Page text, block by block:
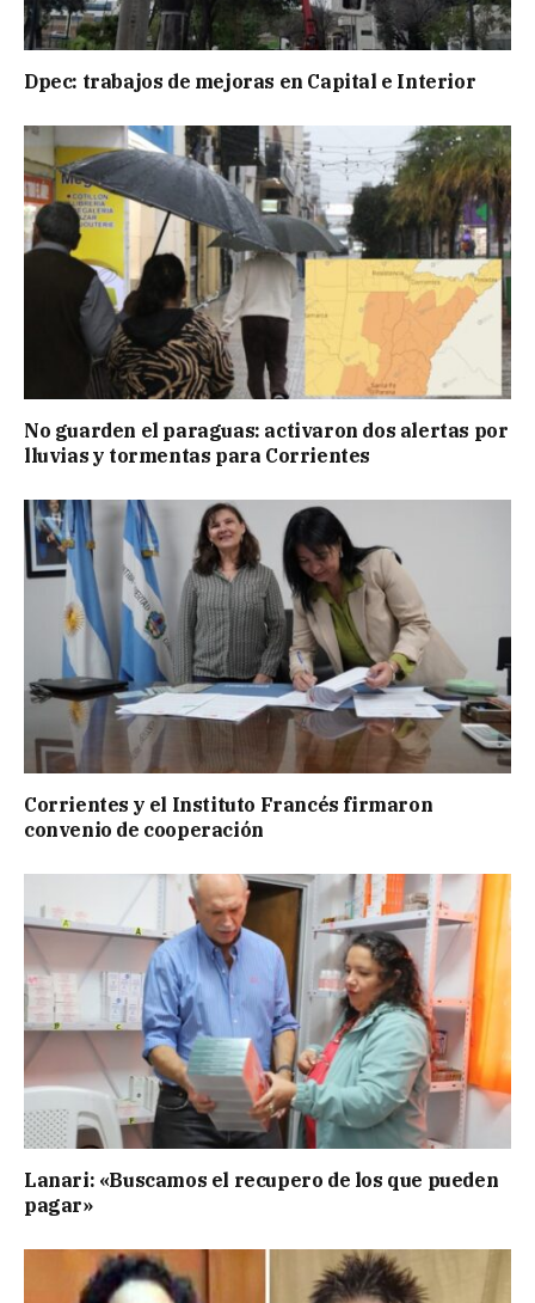
Dpec: trabajos de mejoras en Capital e Interior
No guarden el paraguas: activaron dos alertas por
lluvias y tormentas para Corrientes
Corrientes y el Instituto Francés firmaron
convenio de cooperación
Lanari: «Buscamos el recupero de los que pueden
pagar»